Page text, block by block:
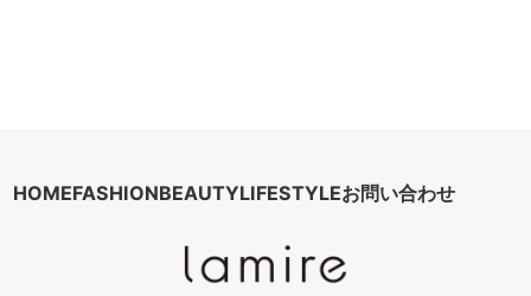
HOMEFASHIONBEAUTYLIFESTYLEお問い合わせ